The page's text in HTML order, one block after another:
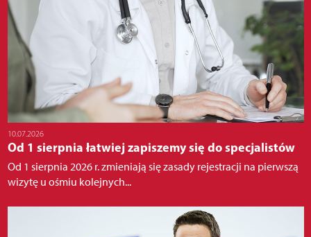
10.07.2026
Od 1 sierpnia łatwiej zapiszemy się do specjalistów
Od 1 sierpnia 2026 r. zmieniają się zasady rejestracji na pierwszą
wizytę u ośmiu kolejnych...